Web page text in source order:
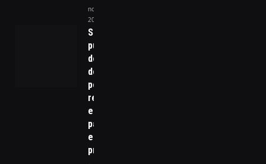
novembro 29,
2024
Segurança
pública
domina
debate
político e
redefine
estratégias
para a
eleição
presidencial